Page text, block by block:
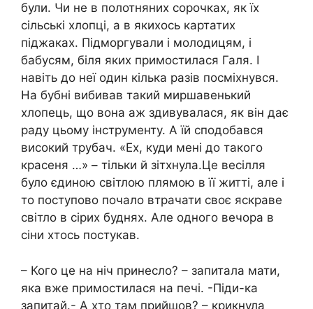
були. Чи не в полотняних сорочках, як їх
сільські хлопці, а в якихось картатих
піджаках. Підморгували і молодицям, і
бабусям, біля яких примостилася Галя. І
навіть до неї один кілька разів посміхнувся.
На бубні вибивав такий миршавенький
хлопець, що вона аж здивувалася, як він дає
раду цьому інструменту. А їй сподобався
високий трубач. «Ех, куди мені до такого
красеня …» – тільки й зітхнула.Це весілля
було єдиною світлою плямою в її житті, але і
то поступово почало втрачати своє яскраве
світло в сірих буднях. Але одного вечора в
сіни хтось постукав.
– Кого це на ніч принесло? – запитала мати,
яка вже примостилася на печі. -Піди-ка
запитай.- А хто там прийшов? – крикнула